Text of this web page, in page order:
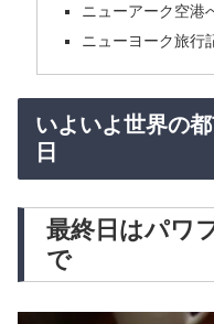
ニューアーク空港
ニューヨーク旅行
いよいよ世界の
日
最終日はパワ
で